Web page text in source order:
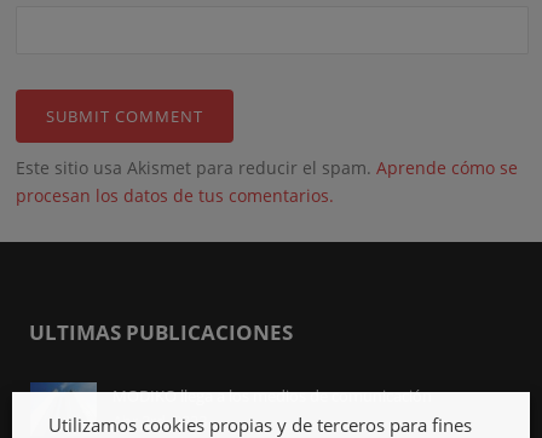
Este sitio usa Akismet para reducir el spam.Aprende cómo se
procesan los datos de tus comentarios.
ULTIMAS PUBLICACIONES
MODIKO llega a los medios de comunicación
Abr 3rd, 2023
Utilizamos cookies propias y de terceros para fines